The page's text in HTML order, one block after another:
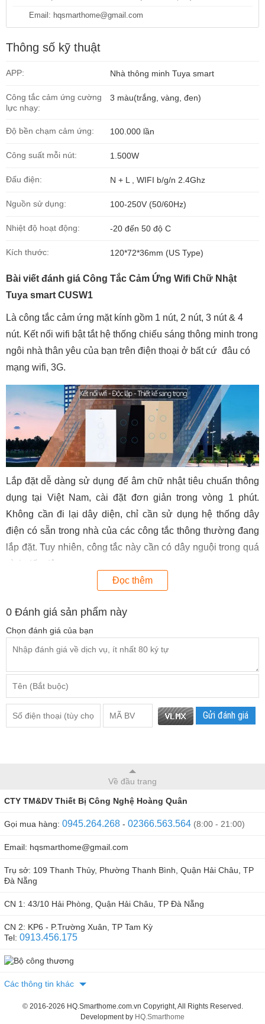
Email: hqsmarthome@gmail.com
Thông số kỹ thuật
APP: Nhà thông minh Tuya smart
Công tắc cảm ứng cường
lực nhạy:
3 màu(trắng, vàng, đen)
Độ bền chạm cảm ứng: 100.000 lần
Công suất mỗi nút: 1.500W
Đấu điện: N + L , WIFI b/g/n 2.4Ghz
Nguồn sử dụng: 100-250V (50/60Hz)
Nhiệt độ hoạt động: -20 đến 50 độ C
Kích thước: 120*72*36mm (US Type)
Bài viết đánh giá Công Tắc Cảm Ứng Wifi Chữ Nhật
Tuya smart CUSW1
Là công tắc cảm ứng mặt kính gồm 1 nút, 2 nút, 3 nút & 4
nút. Kết nối wifi bật tắt hệ thống chiếu sáng thông minh trong
ngôi nhà thân yêu của bạn trên điện thoại ở bất cứ đâu có
mạng wifi, 3G.
Lắp đặt dễ dàng sử dụng đế âm chữ nhật tiêu chuẩn thông
dụng tại Việt Nam, cài đặt đơn giản trong vòng 1 phút.
Không cần đi lại dây diện, chỉ cần sử dụng hệ thống dây
điện có sẵn trong nhà của các công tắc thông thường đang
lắp đặt. Tuy nhiên, công tắc này cần có dây nguội trong quá
trình đấu dây.
Ứng dụng
- Thay thế công tắc cơ truyền thống tại các ga đình hiện tại
mà không cần đi lại dây điện
- Dùng lắp mới cho các căn nhà mới xây với phong cách
hiện đại và có tích hợp điều từ xa qua smartphone mà
không cần bộ điều khiển trung tâm
- An toàn tuyệt đối về điện: mặt kính cường lực giúp cách ly
điện hoàn hảo, nhựa chống cháy giúp thiết bị an toàn hơn
- Có phản hồi trạng thái trên điện thoại
Đọc thêm
0 Đánh giá sản phẩm này
Chọn đánh giá của bạn
Gửi đánh giá
Về đầu trang
CTY TM&DV Thiết Bị Công Nghệ Hoàng Quân
Gọi mua hàng: 0945.264.268 - 02366.563.564 (8:00 - 21:00)
Email: hqsmarthome@gmail.com
Trụ sở: 109 Thanh Thủy, Phường Thanh Bình, Quận Hải Châu, TP
Đà Nẵng
CN 1: 43/10 Hải Phòng, Quận Hải Châu, TP Đà Nẵng
CN 2: KP6 - P.Trường Xuân, TP Tam Kỳ
Tel: 0913.456.175
Các thông tin khác
© 2016-2026 HQ.Smarthome.com.vn Copyright, All Rights Reserved.
Development by HQ.Smarthome